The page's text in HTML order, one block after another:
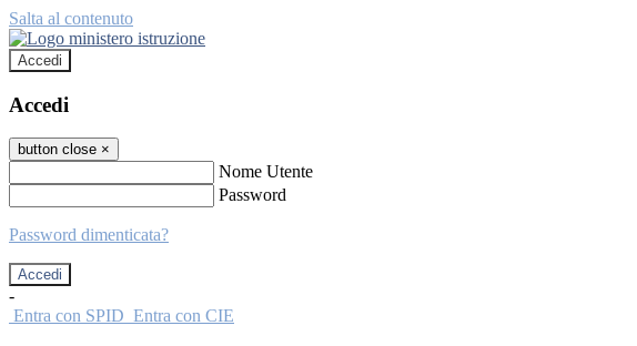
Salta al contenuto
Accedi
Accedi
button close ×
Nome Utente
Password
Password dimenticata?
-
Entra con SPID Entra con CIE